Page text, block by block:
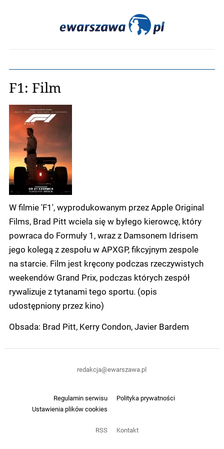
F1: Film
W filmie 'F1', wyprodukowanym przez Apple Original
Films, Brad Pitt wciela się w byłego kierowcę, który
powraca do Formuły 1, wraz z Damsonem Idrisem
jego kolegą z zespołu w APXGP, fikcyjnym zespole
na starcie. Film jest kręcony podczas rzeczywistych
weekendów Grand Prix, podczas których zespół
rywalizuje z tytanami tego sportu. (opis
udostępniony przez kino)
Obsada: Brad Pitt, Kerry Condon, Javier Bardem
Regulamin serwisu
Polityka prywatności
Ustawienia plików cookies
RSS Kontakt
redakcja@ewarszawa.pl